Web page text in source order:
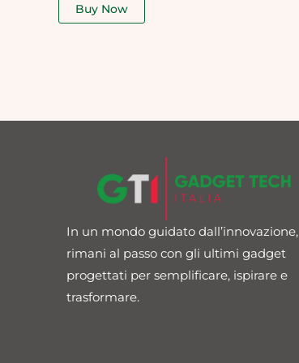
Buy Now
In un mondo guidato dall’innovazione,
rimani al passo con gli ultimi gadget
progettati per semplificare, ispirare e
trasformare.